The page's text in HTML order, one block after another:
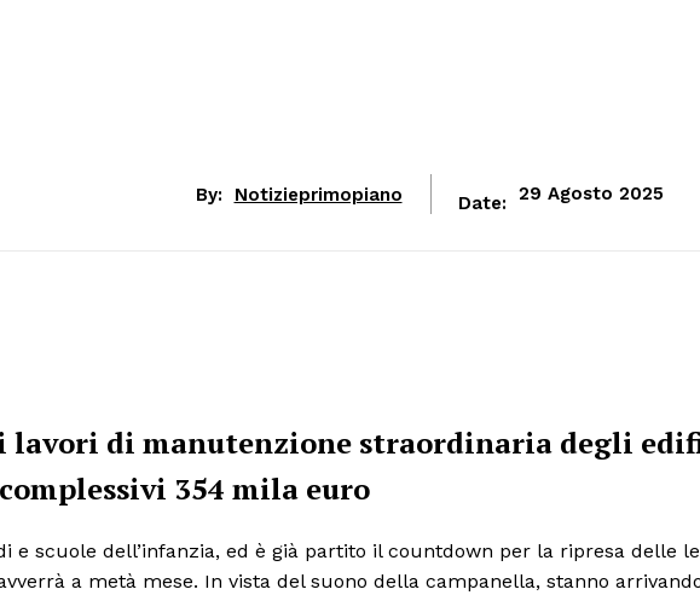
By: Notizieprimopiano Date: 29 Agosto 2025
lavori di manutenzione straordinaria degli
354 mila euro
scuole dell’infanzia, ed è già partito il countdown per la ripresa delle
a metà mese. In vista del suono della campanella, stanno